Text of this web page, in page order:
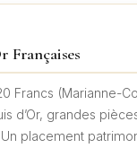
Françaises
Francs (Marianne-
d’Or, grandes
placement